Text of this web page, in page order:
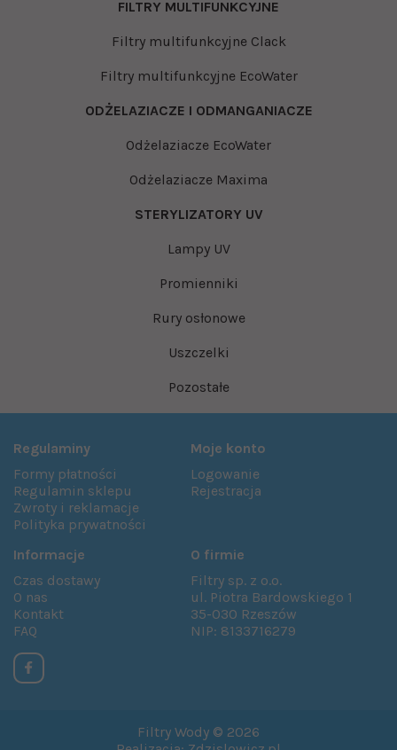
FILTRY MULTIFUNKCYJNE
Filtry multifunkcyjne Clack
Filtry multifunkcyjne EcoWater
ODŻELAZIACZE I ODMANGANIACZE
Odżelaziacze EcoWater
Odżelaziacze Maxima
STERYLIZATORY UV
Lampy UV
Promienniki
Rury osłonowe
Uszczelki
Pozostałe
Regulaminy
Formy płatności
Regulamin sklepu
Zwroty i reklamacje
Polityka prywatności
Moje konto
Logowanie
Rejestracja
Informacje
Czas dostawy
O nas
Kontakt
FAQ
O firmie
Filtry sp. z o.o.
ul. Piotra Bardowskiego 1
35-030 Rzeszów
NIP: 8133716279
Filtry Wody © 2026